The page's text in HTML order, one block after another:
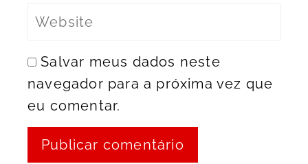
Salvar meus dados neste
navegador para a próxima vez que
eu comentar.